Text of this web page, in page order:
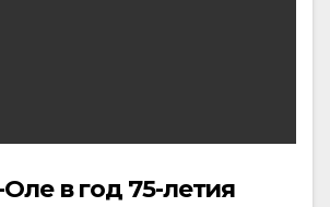
в год 75-летия